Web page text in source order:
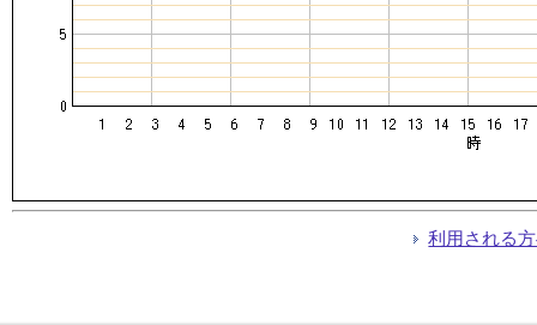
利用される